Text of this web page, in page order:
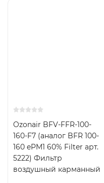
Ozonair BFV-FFR-100-
160-F7 (аналог BFR 100-
160 ePM1 60% Filter арт.
5222) Фильтр
воздушный карманный